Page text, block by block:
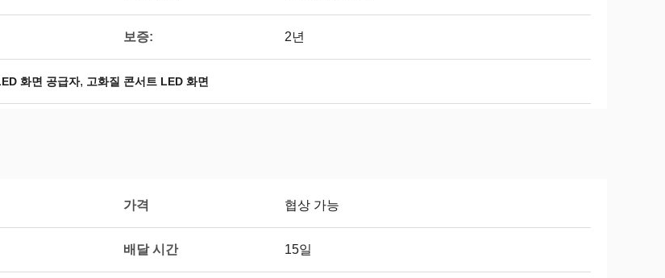
보증: 2년
화면 공급자, 고화질 콘서트 LED 화면
가격 협상 가능
배달 시간 15일